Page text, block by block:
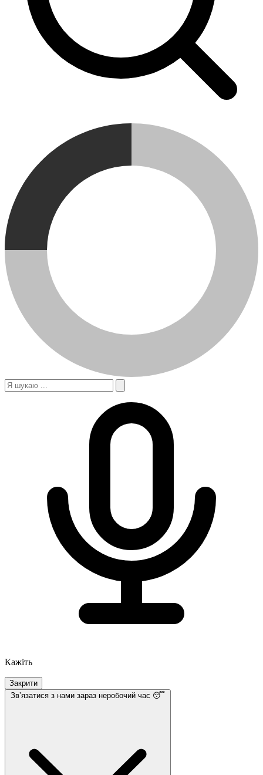
Кажіть
Закрити
Звʼязатися з нами зараз неробочий час 😴